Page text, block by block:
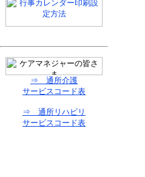
⇒ 通所介護
サービスコード表
⇒ 通所リハビリ
サービスコード表